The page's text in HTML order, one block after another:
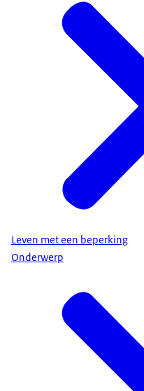
Leven met een beperking
Onderwerp